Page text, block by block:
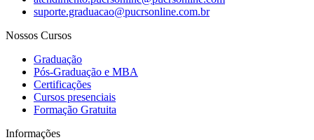
suporte.graduacao@pucrsonline.com.br
Nossos Cursos
Graduação
Pós-Graduação e MBA
Certificações
Cursos presenciais
Formação Gratuita
Informações